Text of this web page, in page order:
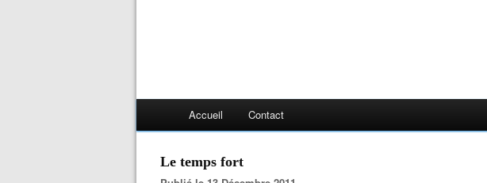
Accueil Contact
Le temps fort